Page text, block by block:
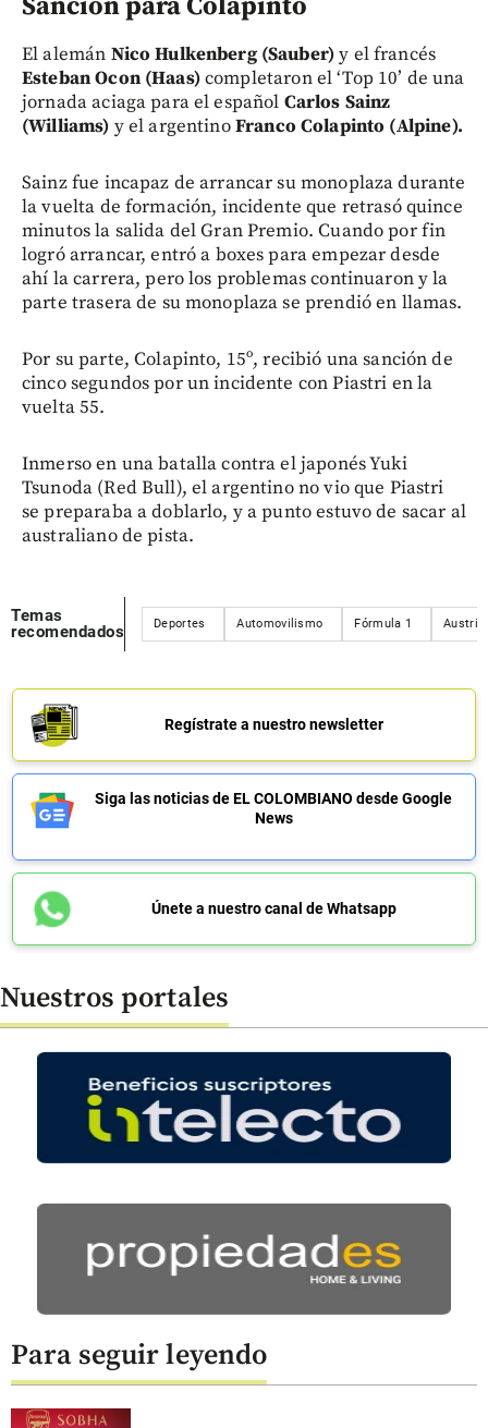
El alemán Nico Hulkenberg (Sauber)y el francés
Esteban Ocon (Haas)completaron el ‘Top 10’ de una
jornada aciaga para el español Carlos Sainz
(Williams) y el argentinoFranco Colapinto (Alpine).
Sainz fue incapaz de arrancar su monoplaza durante
la vuelta de formación, incidente que retrasó quince
minutos la salida del Gran Premio. Cuando por fin
logró arrancar, entró a boxes para empezar desde
ahí la carrera, pero los problemas continuaron y la
parte trasera de su monoplaza se prendió en llamas.
Por su parte, Colapinto, 15º, recibió una sanción de
cinco segundos por un incidente con Piastri en la
vuelta 55.
Inmerso en una batalla contra el japonés Yuki
Tsunoda (Red Bull), el argentino no vio que Piastri
se preparaba a doblarlo, y a punto estuvo de sacar al
australiano de pista.
Temas
recomendados
Deportes Automovilismo Fórmula 1 Austria
Regístrate a nuestro newsletter
Siga las noticias de EL COLOMBIANO desde Google
News
Únete a nuestro canal de Whatsapp
Nuestros portales
Para seguir leyendo